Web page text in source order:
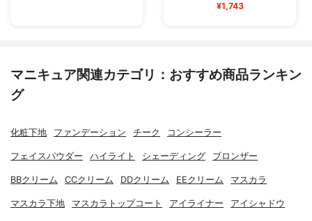
¥1,743
マニキュア関連カテゴリ：おすすめ商品ランキン
グ
化粧下地 ファンデーション チーク コンシーラー
フェイスパウダー ハイライト シェーディング ブロンザー
BBクリーム CCクリーム DDクリーム EEクリーム マスカラ
マスカラ下地 マスカラトップコート アイライナー アイシャドウ